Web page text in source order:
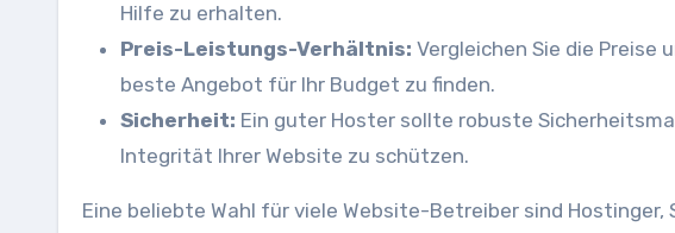
Hilfe zu erhalten.
Preis-Leistungs-Verhältnis: Vergleichen Sie die Preise
beste Angebot für Ihr Budget zu finden.
Sicherheit: Ein guter Hoster sollte robuste
Integrität Ihrer Website zu schützen.
Eine beliebte Wahl für viele Website-Betreiber sind